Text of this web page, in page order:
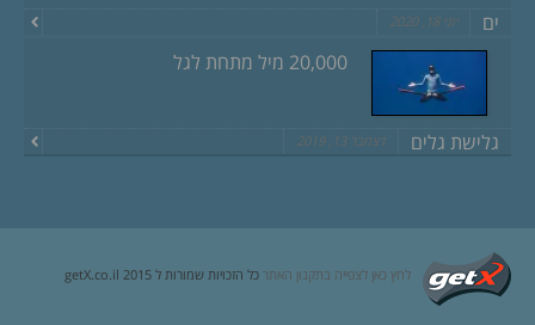
ים יוני 18, 2020
20,000 מיל מתחת לגל
גלישת גלים דצמבר 13, 2019
לחץ כאן לצפייה בתקנון האתר כל הזכויות שמורות ל getX.co.il 2015